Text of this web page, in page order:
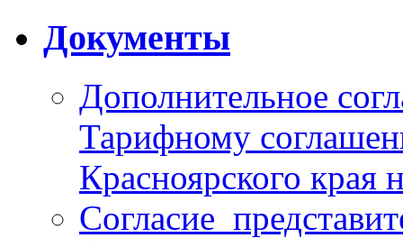
Документы
Дополнительное
Тарифному
Красноярского края